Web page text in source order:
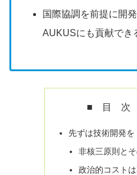
国際協調を前提に開
AUKUSにも貢献でき
■ 目 次
先ずは技術開発を
非核三原則と
政治的コスト